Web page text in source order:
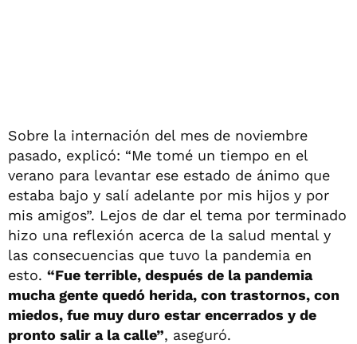
Sobre la internación del mes de noviembre
pasado, explicó: “Me tomé un tiempo en el
verano para levantar ese estado de ánimo que
estaba bajo y salí adelante por mis hijos y por
mis amigos”. Lejos de dar el tema por terminado
hizo una reflexión acerca de la salud mental y
las consecuencias que tuvo la pandemia en
esto. “Fue terrible, después de la pandemia
mucha gente quedó herida, con trastornos, con
miedos, fue muy duro estar encerrados y de
pronto salir a la calle”, aseguró.